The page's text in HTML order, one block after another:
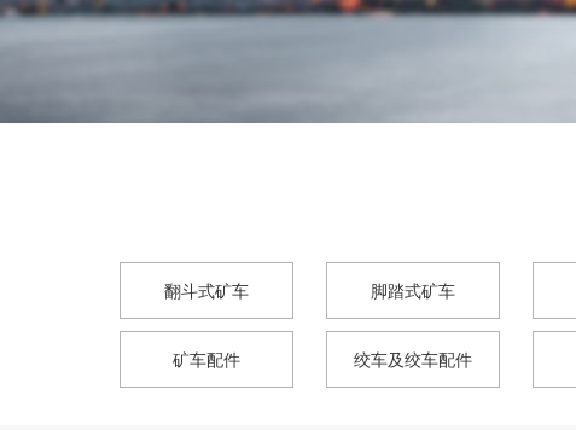
翻斗式矿车 脚踏式矿车
矿车配件 绞车及绞车配件